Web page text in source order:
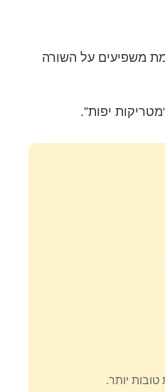
משפיעים על השורה
יפות”.